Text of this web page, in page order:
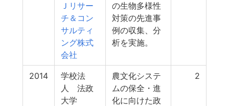
Ｊリサー
チ＆コン
サルティ
ング株式
会社
の生物多様性
対策の先進事
例の収集、分
析を実施。
2014
学校法
人 法政
大学
農文化システ
ムの保全・進
化に向けた政
2